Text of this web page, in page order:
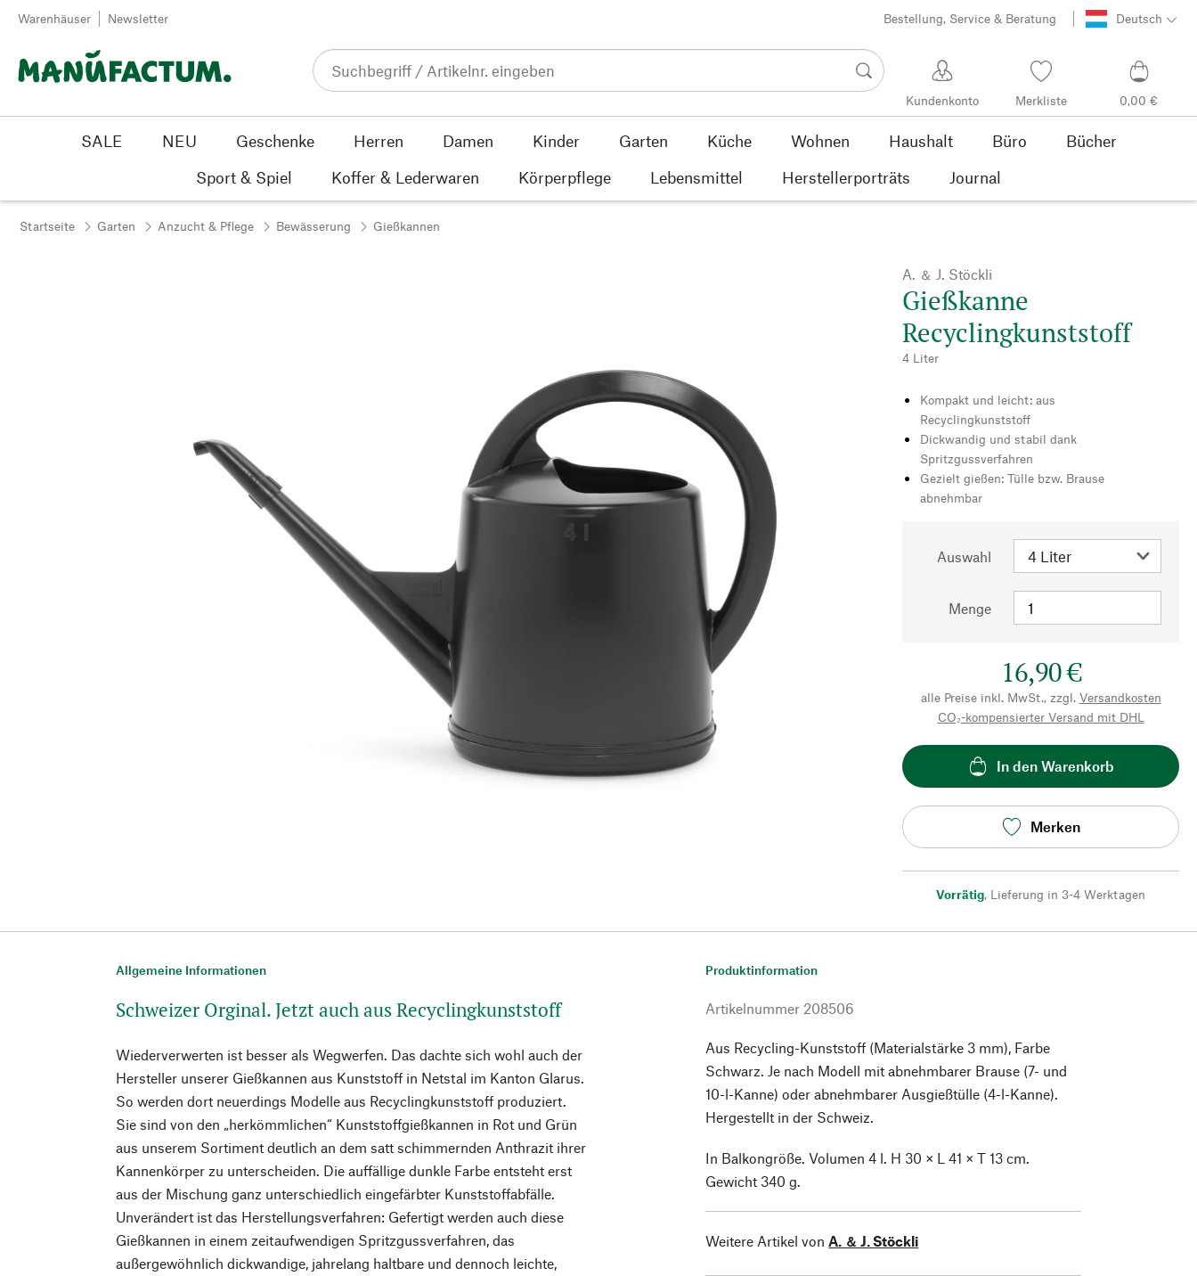
Zum Inhalt springen
Warenhäuser Newsletter Bestellung, Service & Beratung Deutsch
Kundenkonto Merkliste 0,00 €
SALE NEU Geschenke Herren Damen Kinder Garten Küche Wohnen Haushalt Büro
Bücher
Sport & Spiel
Koffer & Lederwaren Körperpflege Lebensmittel Herstellerporträts Journal
Startseite Garten Anzucht & Pflege Bewässerung Gießkannen
A. ＆ J. Stöckli
Gießkanne
Recyclingkunststoff
4 Liter
Kompakt und leicht: aus
Recyclingkunststoff
Dickwandig und stabil dank
Spritzgussverfahren
Gezielt gießen: Tülle bzw. Brause
abnehmbar
Auswahl
Menge
16,90 €
alle Preise inkl. MwSt., zzgl. Versandkosten
CO₂-kompensierter Versand mit DHL
In den Warenkorb
Merken
Vorrätig, Lieferung in 3-4 Werktagen
Allgemeine Informationen
Schweizer Orginal. Jetzt auch aus Recyclingkunststoff
Wiederverwerten ist besser als Wegwerfen. Das dachte sich wohl auch der
Hersteller unserer Gießkannen aus Kunststoff in Netstal im Kanton Glarus.
So werden dort neuerdings Modelle aus Recyclingkunststoff produziert.
Sie sind von den „herkömmlichen“ Kunststoffgießkannen in Rot und Grün
aus unserem Sortiment deutlich an dem satt schimmernden Anthrazit ihrer
Kannenkörper zu unterscheiden. Die auffällige dunkle Farbe entsteht erst
aus der Mischung ganz unterschiedlich eingefärbter Kunststoffabfälle.
Unverändert ist das Herstellungsverfahren: Gefertigt werden auch diese
Gießkannen in einem zeitaufwendigen Spritzgussverfahren, das
außergewöhnlich dickwandige, jahrelang haltbare und dennoch leichte,
Produktinformation
Artikelnummer 208506
Aus Recycling-Kunststoff (Materialstärke 3 mm), Farbe
Schwarz. Je nach Modell mit abnehmbarer Brause (7- und
10-l-Kanne) oder abnehmbarer Ausgießtülle (4-l-Kanne).
Hergestellt in der Schweiz.
In Balkongröße. Volumen 4 l. H 30 × L 41 × T 13 cm.
Gewicht 340 g.
Weitere Artikel von A. ＆ J. Stöckli